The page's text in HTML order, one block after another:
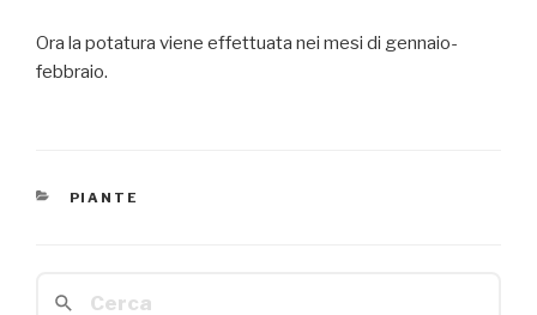
Ora la potatura viene effettuata nei mesi di gennaio-
febbraio.
CATEGORIE
PIANTE